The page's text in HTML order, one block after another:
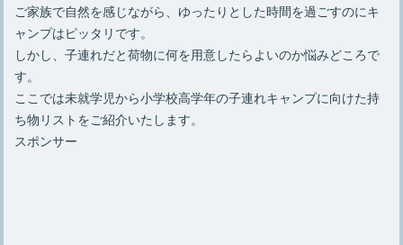
ご家族で自然を感じながら、ゆったりとした時間を過ごすのにキ
ャンプはピッタリです。
しかし、子連れだと荷物に何を用意したらよいのか悩みどころで
す。
ここでは未就学児から小学校高学年の子連れキャンプに向けた持
ち物リストをご紹介いたします。
スポンサー